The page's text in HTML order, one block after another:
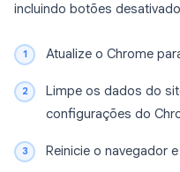
incluindo botões
Atualize o Chrome
Limpe os dados do
configurações do
Reinicie o navegador